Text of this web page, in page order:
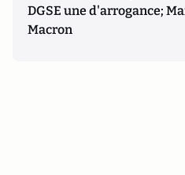
DGSE une d'arrogance;
Macron